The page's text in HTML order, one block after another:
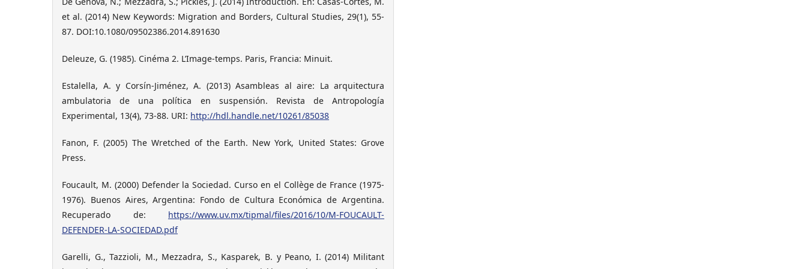
et al. (2014) New Keywords: Migration and Borders, Cultural Studies, 29(1), 55-
87. DOI:10.1080/09502386.2014.891630
Deleuze, G. (1985). Cinéma 2. L’Image-temps. Paris, Francia: Minuit.
Estalella, A. y Corsín-Jiménez, A. (2013) Asambleas al aire: La arquitectura
ambulatoria de una política en suspensión. Revista de Antropología
Experimental, 13(4), 73-88. URI: http://hdl.handle.net/10261/85038
Fanon, F. (2005) The Wretched of the Earth. New York, United States: Grove
Press.
Foucault, M. (2000) Defender la Sociedad. Curso en el Collège de France (1975-
1976). Buenos Aires, Argentina: Fondo de Cultura Económica de Argentina.
Recuperado de: https://www.uv.mx/tipmal/files/2016/10/M-FOUCAULT-
DEFENDER-LA-SOCIEDAD.pdf
Garelli, G., Tazzioli, M., Mezzadra, S., Kasparek, B. y Peano, I. (2014) Militant